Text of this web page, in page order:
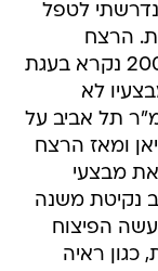
נדרשתי לטפל
הרצח
בבר-נוער שהתרחש ב-1 באוגוסט 2009 נקרא בעגת
לא
תל אביב על
ומאז הרצח
את מבצעי
נקיטת משנה
הפיצוח
כגון ראיה